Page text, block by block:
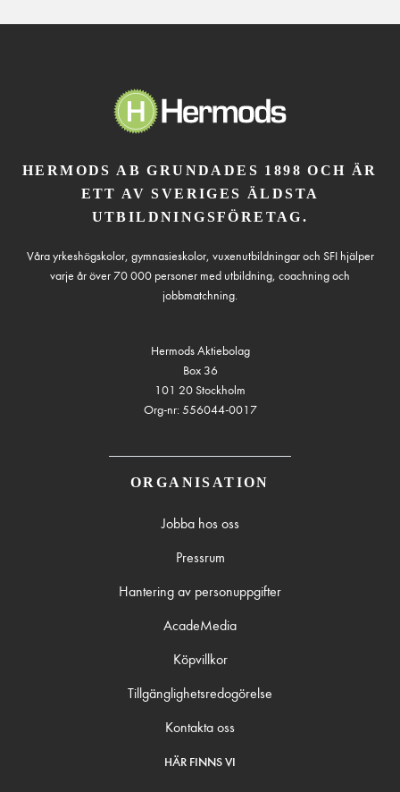
HERMODS AB GRUNDADES 1898 OCH ÄR
ETT AV SVERIGES ÄLDSTA
UTBILDNINGSFÖRETAG.
Våra yrkeshögskolor, gymnasieskolor, vuxenutbildningar och SFI hjälper
varje år över 70 000 personer med utbildning, coachning och
jobbmatchning.
Hermods Aktiebolag
Box 36
101 20 Stockholm
Org-nr: 556044-0017
ORGANISATION
Jobba hos oss
Pressrum
Hantering av personuppgifter
AcadeMedia
Köpvillkor
Tillgänglighetsredogörelse
Kontakta oss
HÄR FINNS VI